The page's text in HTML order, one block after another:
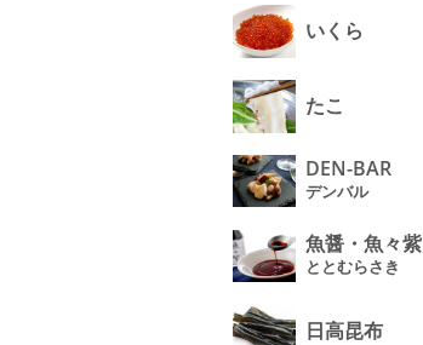
いくら
たこ
DEN-BAR
デンバル
魚醤・魚々紫
ととむらさき
日高昆布